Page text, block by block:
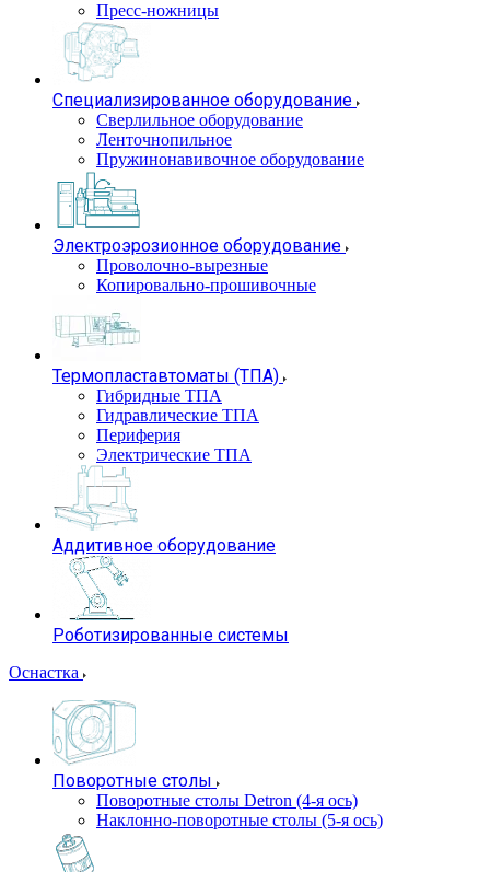
Пресс-ножницы
Специализированное оборудование
Сверлильное оборудование
Ленточнопильное
Пружинонавивочное оборудование
Электроэрозионное оборудование
Проволочно-вырезные
Копировально-прошивочные
Термопластавтоматы (ТПА)
Гибридные ТПА
Гидравлические ТПА
Периферия
Электрические ТПА
Аддитивное оборудование
Роботизированные системы
Оснастка
Поворотные столы
Поворотные столы Detron (4-я ось)
Наклонно-поворотные столы (5-я ось)